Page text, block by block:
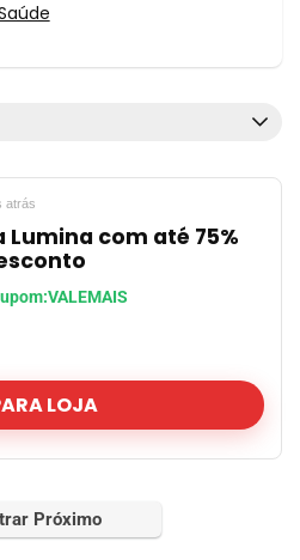
atrás
Lumina com até 75%
LOJA
Próximo